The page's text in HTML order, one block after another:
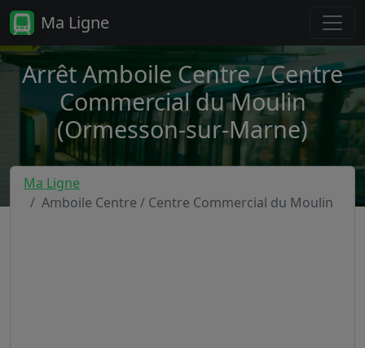
Ma Ligne
Arrêt Amboile Centre / Centre
Commercial du Moulin
(Ormesson-sur-Marne)
Ma Ligne
Amboile Centre / Centre Commercial du Moulin